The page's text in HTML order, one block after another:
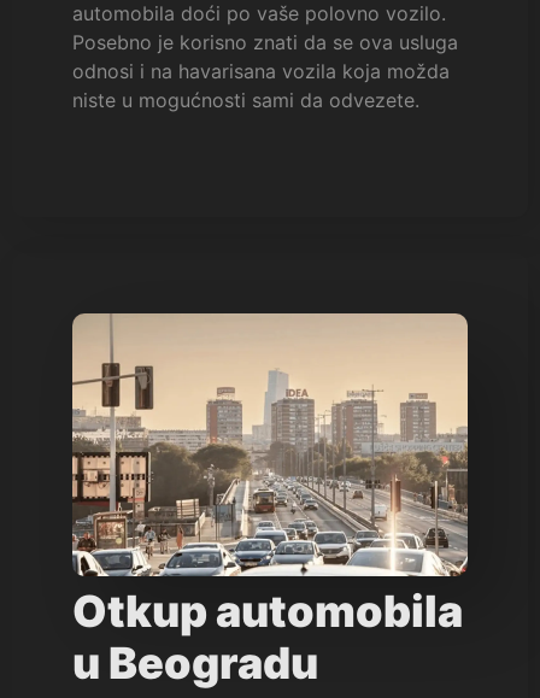
automobila doći po vaše polovno vozilo.
Posebno je korisno znati da se ova usluga
odnosi i na havarisana vozila koja možda
niste u mogućnosti sami da odvezete.
Otkup automobila
u Beogradu